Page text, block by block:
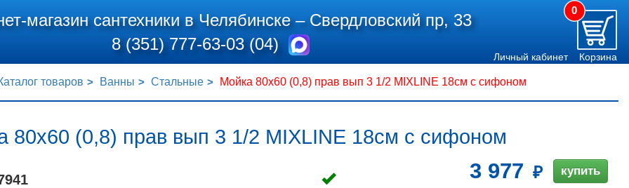
магазин сантехники в Челябинске –Свердловский пр, 33
8 (351) 777-63-03 (04)
0
Личный кабинет Корзина
товаров Ванны Стальные Мойка 80х60 (0,8) прав вып 3 1/2 MIXLINE 18см с сифоном
80х60 (0,8) прав вып 3 1/2 MIXLINE 18см с сифоном
3 977 купить